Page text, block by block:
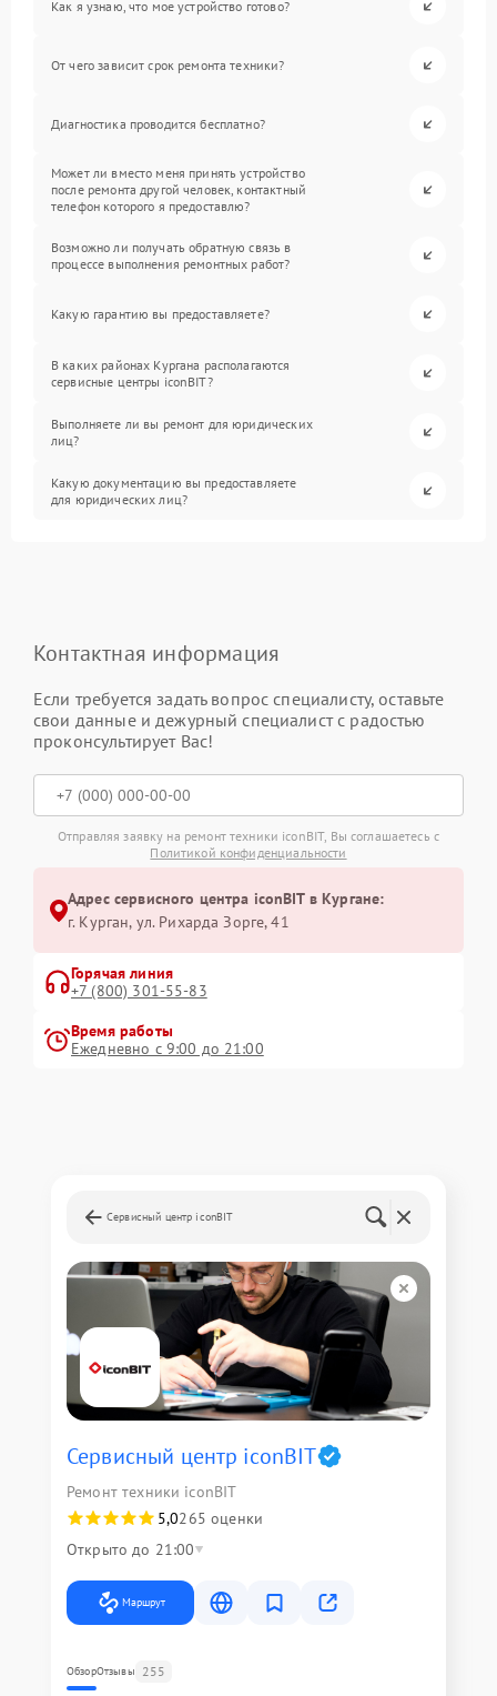
Как я узнаю, что мое устройство готово?
От чего зависит срок ремонта техники?
Диагностика проводится бесплатно?
Может ли вместо меня принять устройство
после ремонта другой человек, контактный
телефон которого я предоставлю?
Возможно ли получать обратную связь в
процессе выполнения ремонтных работ?
Какую гарантию вы предоставляете?
В каких районах Кургана располагаются
сервисные центры iconBIT?
Выполняете ли вы ремонт для юридических
лиц?
Какую документацию вы предоставляете
для юридических лиц?
Контактная информация
Если требуется задать вопрос специалисту, оставьте
свои данные и дежурный специалист с радостью
проконсультирует Вас!
Отправляя заявку на ремонт техники iconBIT, Вы соглашаетесь с
Политикой конфиденциальности
Адрес сервисного центра iconBIT в Кургане:
г. Курган, ул. Рихарда Зорге, 41
Горячая линия
+7 (800) 301-55-83
Время работы
Ежедневно с 9:00 до 21:00
Сервисный центр iconBIT
Сервисный центр iconBIT
Ремонт техники iconBIT
5,0265 оценки
Открыто до 21:00
Маршрут
ОбзорОтзывы 255